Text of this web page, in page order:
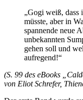
„Gogi weiß, dass
müsste, aber in
spannende neue
unbekannten
gehen soll und
aufregend!“
(S. 99 des eBooks
von Eliot Schrefer,